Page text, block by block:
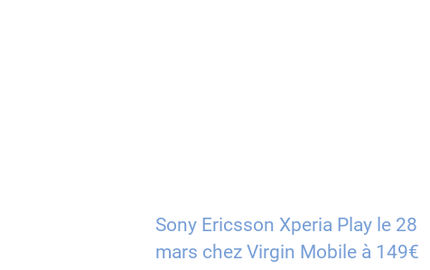
Sony Ericsson Xperia Play le 28
mars chez Virgin Mobile à 149€